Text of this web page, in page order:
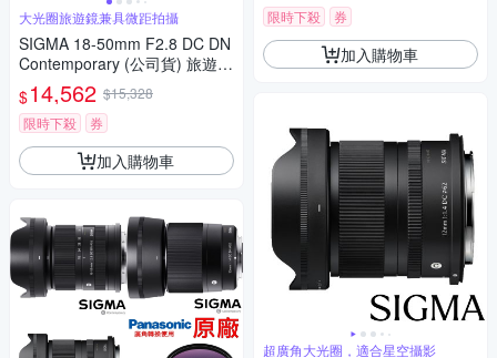
大光圈旅遊鏡兼具微距拍攝
SIGMA 18-50mm F2.8 DC DN
Contemporary (公司貨) 旅遊鏡
APS-C 無反微單眼專用鏡頭
$14,562 $15,328
限時下殺
券
加入購物車
限時下殺 券
加入購物車
超廣角大光圈，適合星空攝影